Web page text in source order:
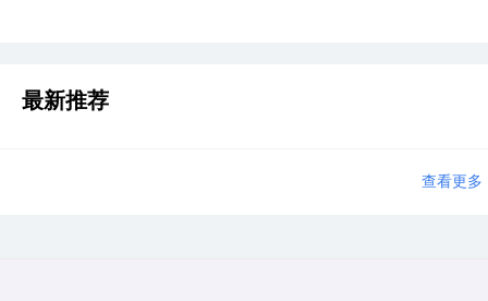
最新推荐
查看更多